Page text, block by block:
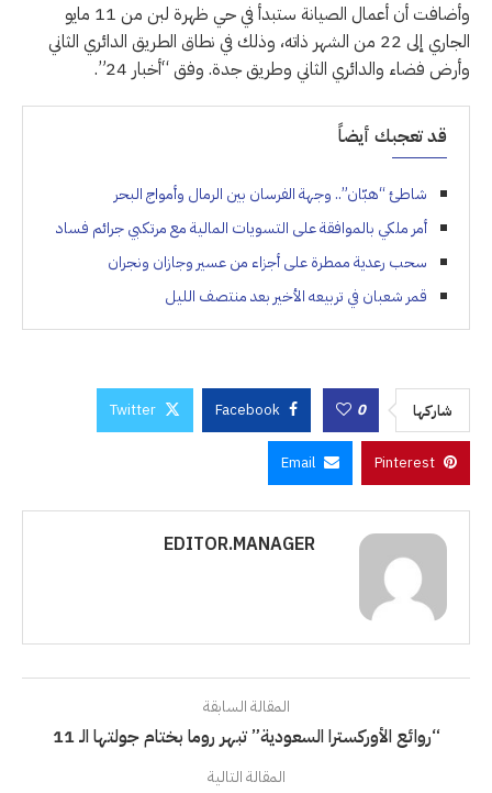
وأضافت أن أعمال الصيانة ستبدأ في حي ظهرة لبن من 11 مايو
الجاري إلى 22 من الشهر ذاته، وذلك في نطاق الطريق الدائري الثاني
وأرض فضاء والدائري الثاني وطريق جدة. وفق “أخبار 24”.
قد تعجبك أيضاً
شاطئ “هبّان”.. وجهة الفرسان بين الرمال وأمواج البحر
أمر ملكي بالموافقة على التسويات المالية مع مرتكبي جرائم فساد
سحب رعدية ممطرة على أجزاء من عسير وجازان ونجران
قمر شعبان في تربيعه الأخير بعد منتصف الليل
شاركها 0
Facebook
Twitter
Pinterest
Email
EDITOR.MANAGER
المقالة السابقة
“روائع الأوركسترا السعودية” تبهر روما بختام جولتها الـ 11
المقالة التالية